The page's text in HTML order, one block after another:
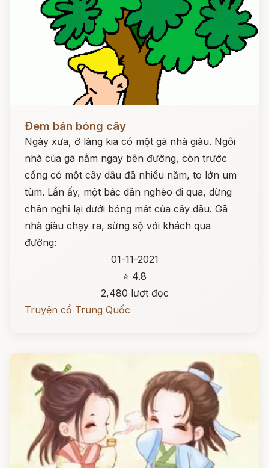
Đem bán bóng cây
Ngày xưa, ở làng kia có một gã nhà giàu. Ngôi
nhà của gã nằm ngay bên đường, còn trước
cổng có một cây dâu đã nhiều năm, to lớn um
tùm. Lần ấy, một bác dân nghèo đi qua, dừng
chân nghỉ lại dưới bóng mát của cây dâu. Gã
nhà giàu chạy ra, sừng sộ với khách qua
đường:
01-11-2021
⭐ 4.8
2,480 lượt đọc
Truyện cổ Trung Quốc